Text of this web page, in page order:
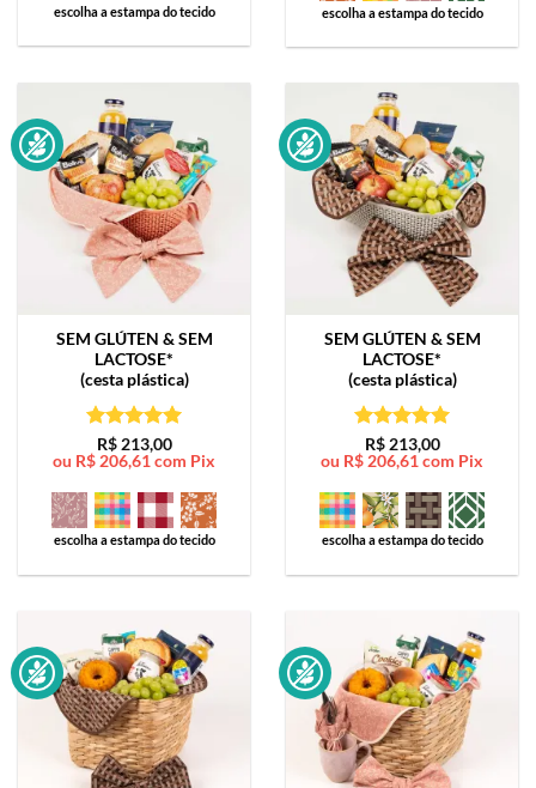
escolha a estampa do tecido escolha a estampa do tecido
SEM GLÚTEN & SEM
LACTOSE*
(cesta plástica)
Avaliação5
de 5
R$213,00
ou R$ 206,61 com Pix
escolha a estampa do tecido
SEM GLÚTEN & SEM
LACTOSE*
(cesta plástica)
Avaliação5
de 5
R$213,00
ou R$ 206,61 com Pix
escolha a estampa do tecido